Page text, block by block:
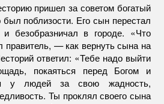
пришел за советом богатый
был поблизости. Его сын перестал
безобразничал в городе. «Что
— как вернуть сына на
ответил: «Тебе надо выйти
покаяться перед Богом и
у людей за свою жадность,
Ты проклял своего сына